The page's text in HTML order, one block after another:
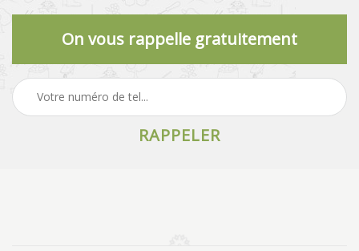
On vous rappelle gratuitement